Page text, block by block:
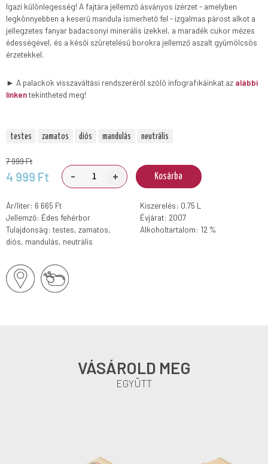
Igazi különlegesség! A fajtára jellemző ásványos ízérzet - amelyben
legkönnyebben a keserű mandula ismerhető fel - izgalmas párost alkot a
jellegzetes fanyar badacsonyi minerális ízekkel, a maradék cukor mézes
édességével, és a késői szüretelésű borokra jellemző aszalt gyümölcsös
érzetekkel.
► A palackok visszaváltási rendszeréről szóló infografikáinkat az alábbi
linkentekintheted meg!
testes zamatos diós mandulás neutrális
7 999 Ft
4 999 Ft - + Kosárba
Ár/liter: 6 665 Ft
Kiszerelés: 0.75 L
Jellemző: Édes fehérbor
Évjárat: 2007
Tulajdonság: testes, zamatos,
diós, mandulás, neutrális
Alkoholtartalom: 12 %
VÁSÁROLD MEG
EGYÜTT